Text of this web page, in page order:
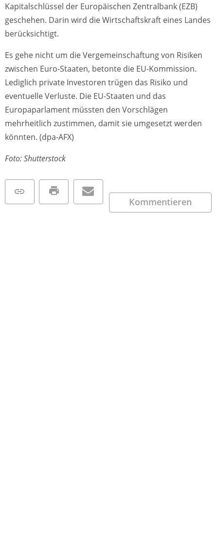
Kapitalschlüssel der Europäischen Zentralbank (EZB)
geschehen. Darin wird die Wirtschaftskraft eines Landes
berücksichtigt.
Es gehe nicht um die Vergemeinschaftung von Risiken
zwischen Euro-Staaten, betonte die EU-Kommission.
Lediglich private Investoren trügen das Risiko und
eventuelle Verluste. Die EU-Staaten und das
Europaparlament müssten den Vorschlägen
mehrheitlich zustimmen, damit sie umgesetzt werden
könnten. (dpa-AFX)
Foto: Shutterstock
Kommentieren